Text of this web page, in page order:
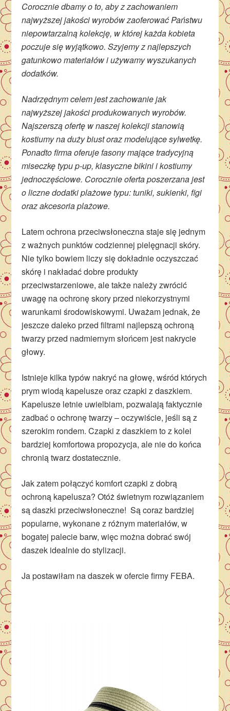
Corocznie dbamy o to, aby z zachowaniem
najwyższej jakości wyrobów zaoferować Państwu
niepowtarzalną kolekcję, w której każda kobieta
poczuje się wyjątkowo. Szyjemy z najlepszych
gatunkowo materiałów i używamy wyszukanych
dodatków.
Nadrzędnym celem jest zachowanie jak
najwyższej jakości produkowanych wyrobów.
Najszerszą ofertę w naszej kolekcji stanowią
kostiumy na duży biust oraz modelujące sylwetkę.
Ponadto firma oferuje fasony mające tradycyjną
miseczkę typu p-up, klasyczne bikini i kostiumy
jednoczęściowe. Corocznie oferta poszerzana jest
o liczne dodatki plażowe typu: tuniki, sukienki, figi
oraz akcesoria plażowe.
Latem ochrona przeciwsłoneczna staje się jednym
z ważnych punktów codziennej pielęgnacji skóry.
Nie tylko bowiem liczy się dokładnie oczyszczać
skórę i nakładać dobre produkty
przeciwstarzeniowe, ale także należy zwrócić
uwagę na ochronę skory przed niekorzystnymi
warunkami środowiskowymi. Uważam jednak, że
jeszcze daleko przed filtrami najlepszą ochroną
twarzy przed nadmiernym słońcem jest nakrycie
głowy.
Istnieje kilka typów nakryć na głowę, wśród których
prym wiodą kapelusze oraz czapki z daszkiem.
Kapelusze letnie uwielbiam, pozwalają faktycznie
zadbać o ochronę twarzy – oczywiście, jeśli są z
szerokim rondem. Czapki z daszkiem to z kolei
bardziej komfortowa propozycja, ale nie do końca
chronią twarz dostatecznie.
Jak zatem połączyć komfort czapki z dobrą
ochroną kapelusza? Otóż świetnym rozwiązaniem
są daszki przeciwsłoneczne! Są coraz bardziej
popularne, wykonane z różnym materiałów, w
bogatej palecie barw, więc można dobrać swój
daszek idealnie do stylizacji.
Ja postawiłam na daszek w ofercie firmy FEBA.